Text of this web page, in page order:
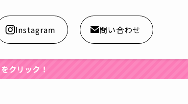
Instagram 問い合わせ